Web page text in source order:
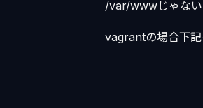
/var/wwwじゃな
vagrantの場合下